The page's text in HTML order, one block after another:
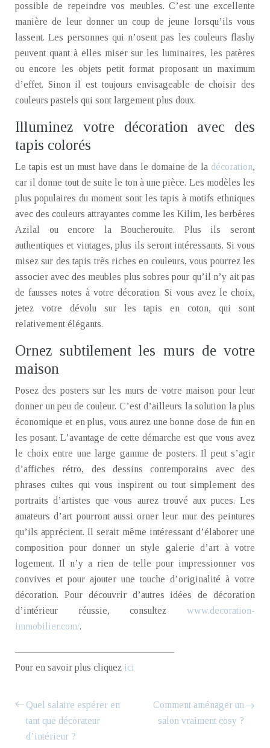
possible de repeindre vos meubles. C’est une excellente
manière de leur donner un coup de jeune lorsqu’ils vous
lassent. Les personnes qui n’osent pas les couleurs flashy
peuvent quant à elles miser sur les luminaires, les patères
ou encore les objets petit format proposant un maximum
d’effet. Sinon il est toujours envisageable de choisir des
couleurs pastels qui sont largement plus doux.
Illuminez votre décoration avec des
tapis colorés
Le tapis est un must have dans le domaine de la décoration,
car il donne tout de suite le ton à une pièce. Les modèles les
plus populaires du moment sont les tapis à motifs ethniques
avec des couleurs attrayantes comme les Kilim, les berbères
Azilal ou encore la Boucherouite. Plus ils seront
authentiques et vintages, plus ils seront intéressants. Si vous
misez sur des tapis très riches en couleurs, vous pourrez les
associer avec des meubles plus sobres pour qu’il n’y ait pas
de fausses notes à votre décoration. Si vous avez le choix,
jetez votre dévolu sur les tapis en coton, qui sont
relativement élégants.
Ornez subtilement les murs de votre
maison
Posez des posters sur les murs de votre maison pour leur
donner un peu de couleur. C’est d’ailleurs la solution la plus
économique et en plus, vous aurez une bonne dose de fun en
les posant. L’avantage de cette démarche est que vous avez
le choix entre une large gamme de posters. Il peut s’agir
d’affiches rétro, des dessins contemporains avec des
phrases cultes qui vous inspirent ou tout simplement des
portraits d’artistes que vous aurez trouvé aux puces. Les
amateurs d’art pourront aussi orner leur mur des peintures
qu’ils apprécient. Il serait même intéressant d’élaborer une
composition pour donner un style galerie d’art à votre
logement. Il n’y a rien de telle pour impressionner vos
convives et pour ajouter une touche d’originalité à votre
décoration. Pour découvrir d’autres idées de décoration
d’intérieur réussie, consultez www.decoration-
immobilier.com/.
————————————————–
Pour en savoir plus cliquez ici
Quel salaire espérer en
tant que décorateur
d’intérieur ?
Comment aménager un
salon vraiment cosy ?